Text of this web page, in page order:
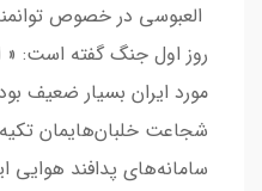
العبوسی در خصوص
روز اول جنگ گفته است:
مورد ایران بسیار ضعیف
شجاعت خلبان‌هایمان
سامانه‌های پدافند هوایی